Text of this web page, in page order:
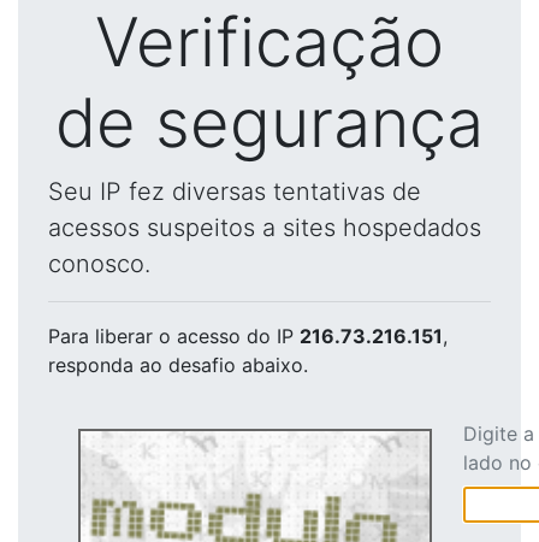
Verificação
de segurança
Seu IP fez diversas tentativas de
acessos suspeitos a sites hospedados
conosco.
Para liberar o acesso do IP 216.73.216.151,
responda ao desafio abaixo.
Digite
lado no